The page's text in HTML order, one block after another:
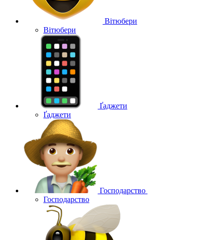
Вітюбери
Вітюбери
Ґаджети
Ґаджети
Господарство
Господарство